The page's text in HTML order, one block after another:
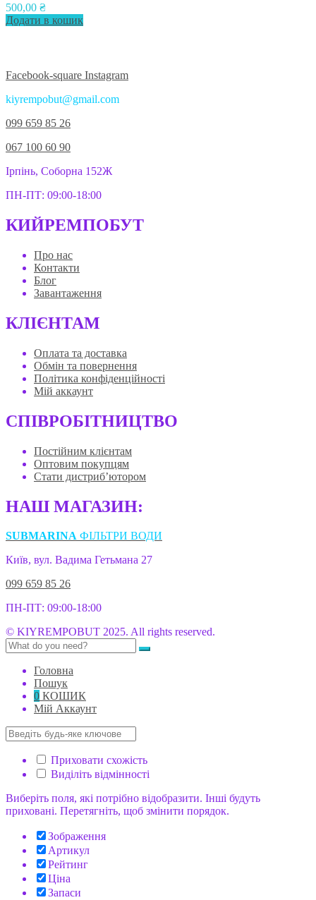
500,00 ₴
Додати в кошик
Facebook-square Instagram
kiyrempobut@gmail.com
099 659 85 26
067 100 60 90
Ірпінь, Соборна 152Ж
ПН-ПТ: 09:00-18:00
КИЙРЕМПОБУТ
Про нас
Контакти
Блог
Завантаження
КЛІЄНТАМ
Оплата та доставка
Обмін та повернення
Політика конфіденційності
Мій аккаунт
СПІВРОБІТНИЦТВО
Постійним клієнтам
Оптовим покупцям
Стати дистриб’ютором
НАШ МАГАЗИН:
SUBMARINA ФІЛЬТРИ ВОДИ
Київ, вул. Вадима Гетьмана 27
099 659 85 26
ПН-ПТ: 09:00-18:00
© KIYREMPOBUT 2025. All rights reserved.
Головна
Пошук
0 КОШИК
Мій Аккаунт
Приховати схожість
Виділіть відмінності
Виберіть поля, які потрібно відобразити. Інші будуть
приховані. Перетягніть, щоб змінити порядок.
Зображення
Артикул
Рейтинг
Ціна
Запаси